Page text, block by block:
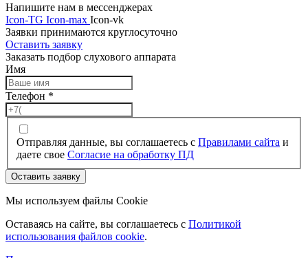
Напишите нам в мессенджерах
Icon-TG Icon-max Icon-vk
Заявки принимаются круглосуточно
Оставить заявку
Заказать подбор слухового аппарата
Имя
Телефон *
Отправляя данные, вы соглашаетесь с Правилами сайта и
даете свое Согласие на обработку ПД
Оставить заявку
Мы используем файлы Cookie
Оставаясь на сайте, вы соглашаетесь c Политикой
использования файлов cookie.